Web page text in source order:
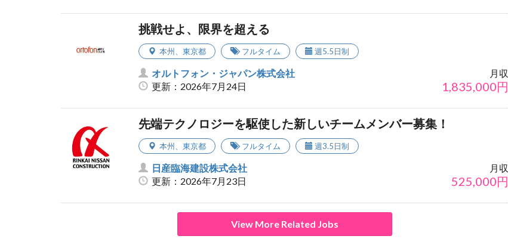
挑戦せよ、限界を超える
本州、 東京都 フルタイム 週5.5日制
オルトフォン・ジャパン株式会社
更新：2026年7月24日
月収
1,835,000円
先端テクノロジーを駆使した新しいチームメンバー募集！
本州、 東京都 フルタイム 週3.5日制
日産臨海建設株式会社
更新：2026年7月23日
月収
525,000円
View More Related Jobs